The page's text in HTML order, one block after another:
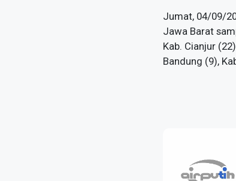
Jumat, 04/09/
Jawa Barat
Kab. Cianjur
Bandung (9),